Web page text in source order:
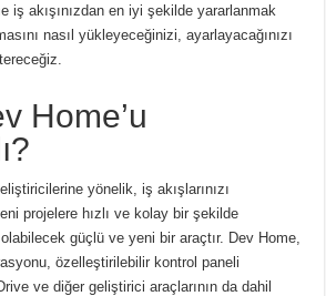
iş akışınızdan en iyi şekilde yararlanmak
nasıl yükleyeceğinizi, ayarlayacağınızı
Home’u
yönelik, iş akışlarınızı
projelere hızlı ve kolay bir şekilde
güçlü ve yeni bir araçtır. Dev Home,
özelleştirilebilir kontrol paneli
ve diğer geliştirici araçlarının da dahil